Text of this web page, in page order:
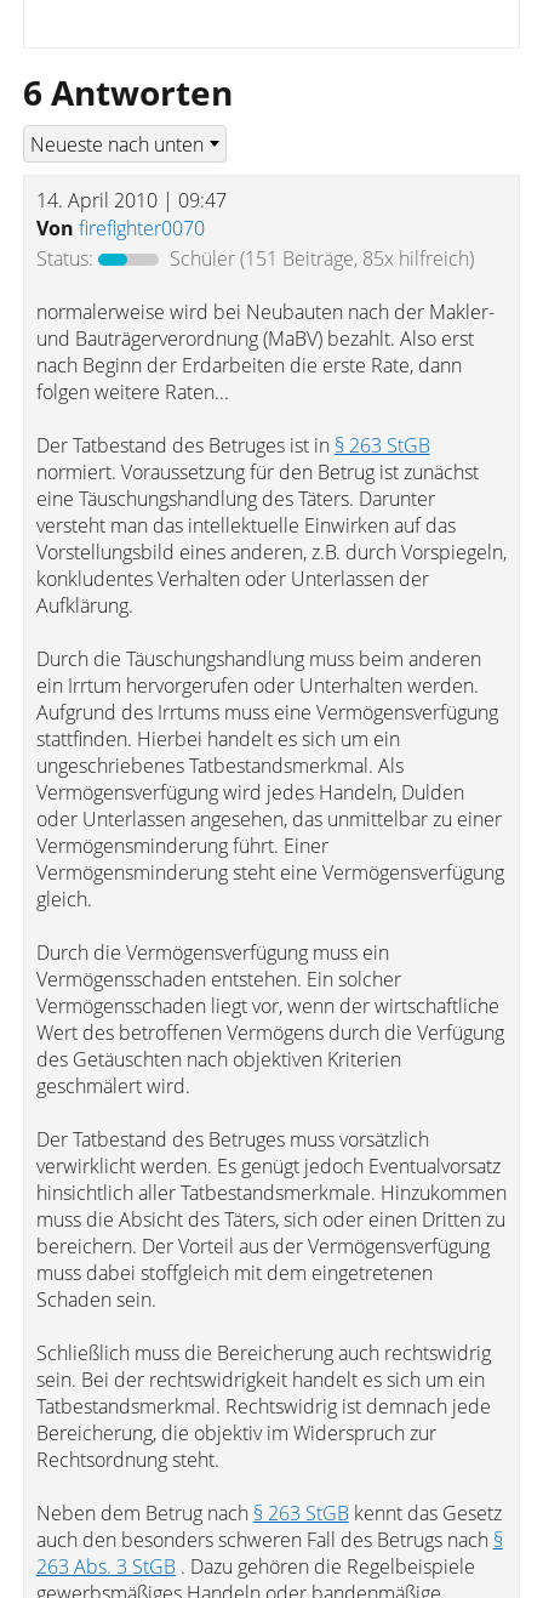
6 Antworten
14. April 2010 | 09:47
Von firefighter0070
Status:
Schüler(151 Beiträge, 85x hilfreich)
normalerweise wird bei Neubauten nach der Makler-
und Bauträgerverordnung (MaBV) bezahlt. Also erst
nach Beginn der Erdarbeiten die erste Rate, dann
folgen weitere Raten...
Der Tatbestand des Betruges ist in § 263 StGB
normiert. Voraussetzung für den Betrug ist zunächst
eine Täuschungshandlung des Täters. Darunter
versteht man das intellektuelle Einwirken auf das
Vorstellungsbild eines anderen, z.B. durch Vorspiegeln,
konkludentes Verhalten oder Unterlassen der
Aufklärung.
Durch die Täuschungshandlung muss beim anderen
ein Irrtum hervorgerufen oder Unterhalten werden.
Aufgrund des Irrtums muss eine Vermögensverfügung
stattfinden. Hierbei handelt es sich um ein
ungeschriebenes Tatbestandsmerkmal. Als
Vermögensverfügung wird jedes Handeln, Dulden
oder Unterlassen angesehen, das unmittelbar zu einer
Vermögensminderung führt. Einer
Vermögensminderung steht eine Vermögensverfügung
gleich.
Durch die Vermögensverfügung muss ein
Vermögensschaden entstehen. Ein solcher
Vermögensschaden liegt vor, wenn der wirtschaftliche
Wert des betroffenen Vermögens durch die Verfügung
des Getäuschten nach objektiven Kriterien
geschmälert wird.
Der Tatbestand des Betruges muss vorsätzlich
verwirklicht werden. Es genügt jedoch Eventualvorsatz
hinsichtlich aller Tatbestandsmerkmale. Hinzukommen
muss die Absicht des Täters, sich oder einen Dritten zu
bereichern. Der Vorteil aus der Vermögensverfügung
muss dabei stoffgleich mit dem eingetretenen
Schaden sein.
Schließlich muss die Bereicherung auch rechtswidrig
sein. Bei der rechtswidrigkeit handelt es sich um ein
Tatbestandsmerkmal. Rechtswidrig ist demnach jede
Bereicherung, die objektiv im Widerspruch zur
Rechtsordnung steht.
Neben dem Betrug nach § 263 StGBkennt das Gesetz
auch den besonders schweren Fall des Betrugs nach §
263 Abs. 3 StGB. Dazu gehören die Regelbeispiele